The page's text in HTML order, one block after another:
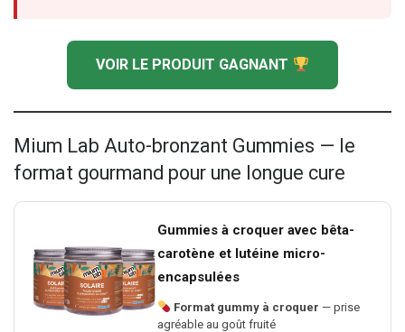
VOIR LE PRODUIT GAGNANT
Mium Lab Auto-bronzant Gummies — le
format gourmand pour une longue cure
Gummies à croquer avec bêta-
carotène et lutéine micro-
encapsulées
Format gummy à croquer — prise
agréable au goût fruité